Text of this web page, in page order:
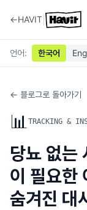
←HAVIT
언어: 한국어
← 블로그로 돌아가기
📊 TRACKING &
당뇨 없는
이 필요한
숨겨진 대